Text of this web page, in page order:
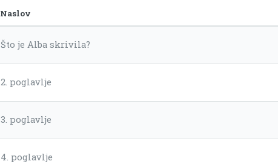
Naslov
Što je Alba skrivila?
2. poglavlje
3. poglavlje
4. poglavlje